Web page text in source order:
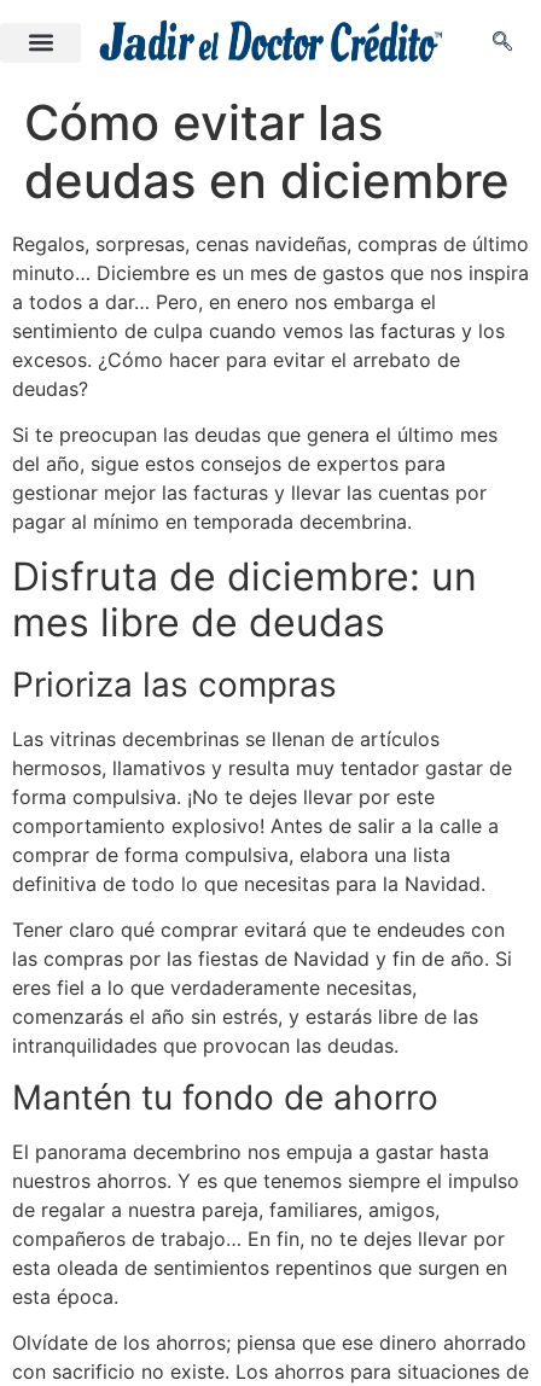
Cómo evitar las
deudas en diciembre
Regalos, sorpresas, cenas navideñas, compras de último
minuto… Diciembre es un mes de gastos que nos inspira
a todos a dar… Pero, en enero nos embarga el
sentimiento de culpa cuando vemos las facturas y los
excesos. ¿Cómo hacer para evitar el arrebato de
deudas?
Si te preocupan las deudas que genera el último mes
del año, sigue estos consejos de expertos para
gestionar mejor las facturas y llevar las cuentas por
pagar al mínimo en temporada decembrina.
Disfruta de diciembre: un
mes libre de deudas
Prioriza las compras
Las vitrinas decembrinas se llenan de artículos
hermosos, llamativos y resulta muy tentador gastar de
forma compulsiva. ¡No te dejes llevar por este
comportamiento explosivo! Antes de salir a la calle a
comprar de forma compulsiva, elabora una lista
definitiva de todo lo que necesitas para la Navidad.
Tener claro qué comprar evitará que te endeudes con
las compras por las fiestas de Navidad y fin de año. Si
eres fiel a lo que verdaderamente necesitas,
comenzarás el año sin estrés, y estarás libre de las
intranquilidades que provocan las deudas.
Mantén tu fondo de ahorro
El panorama decembrino nos empuja a gastar hasta
nuestros ahorros. Y es que tenemos siempre el impulso
de regalar a nuestra pareja, familiares, amigos,
compañeros de trabajo… En fin, no te dejes llevar por
esta oleada de sentimientos repentinos que surgen en
esta época.
Olvídate de los ahorros; piensa que ese dinero ahorrado
con sacrificio no existe. Los ahorros para situaciones de